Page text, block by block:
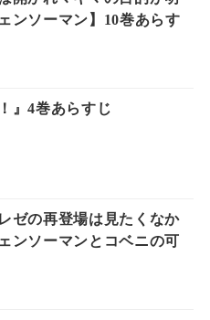
ンソーマン】10巻あらす
』4巻あらすじ
ゼの再登場は見たくなか
ンソーマンとコベニの可